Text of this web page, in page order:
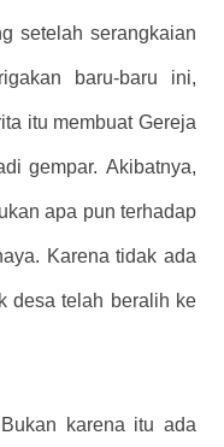
setelah serangkaian
baru-baru ini,
itu membuat Gereja
gempar. Akibatnya,
apa pun terhadap
Karena tidak ada
desa telah beralih ke
karena itu ada